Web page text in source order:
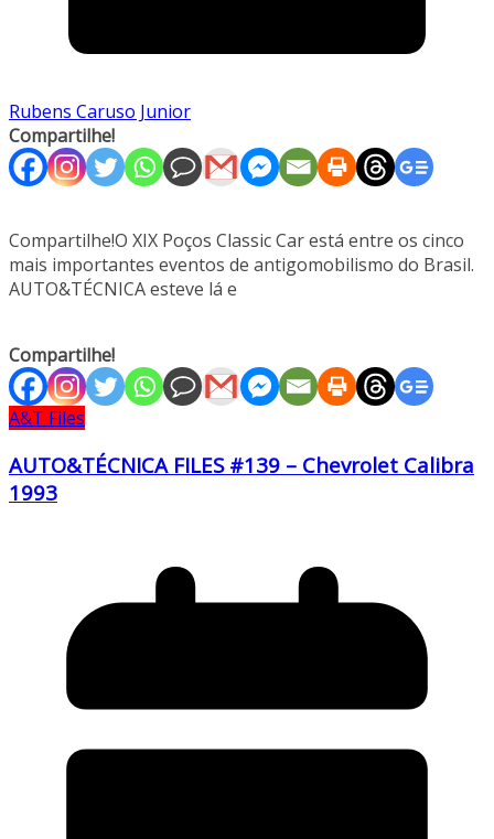
Rubens Caruso Junior
Compartilhe!
Compartilhe!O XIX Poços Classic Car está entre os cinco
mais importantes eventos de antigomobilismo do Brasil.
AUTO&TÉCNICA esteve lá e
Compartilhe!
A&T Files
AUTO&TÉCNICA FILES #139 – Chevrolet Calibra
1993